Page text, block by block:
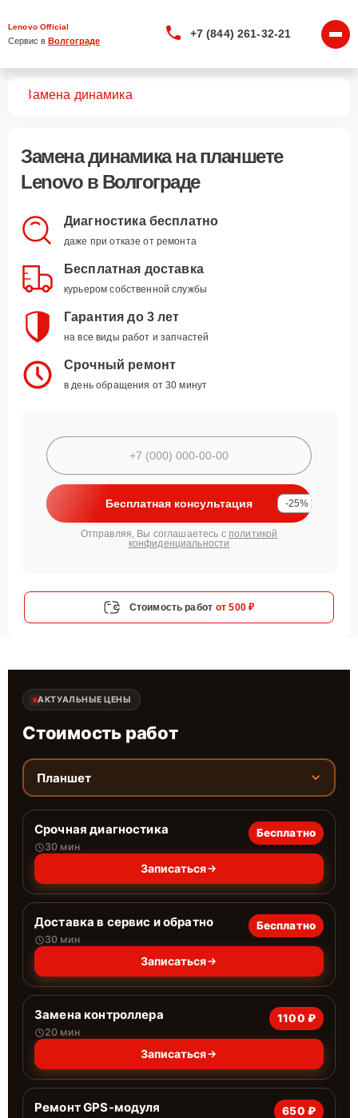
Lenovo Official
Сервис в Волгограде
+7 (844) 261-32-21
Замена динамика
Замена динамикана планшете
Lenovo в Волгограде
Диагностика бесплатно
даже при отказе от ремонта
Бесплатная доставка
курьером собственной службы
Гарантия до 3 лет
на все виды работ и запчастей
Срочный ремонт
в день обращения от 30 минут
Бесплатная консультация -25%
Отправляя, Вы соглашаетесь с политикой
конфиденциальности
Стоимость работ от 500 ₽
АКТУАЛЬНЫЕ ЦЕНЫ
Стоимость работ
Планшет
Срочная диагностика
30 мин
Бесплатно
Записаться
Доставка в сервис и обратно
30 мин
Бесплатно
Записаться
Замена контроллера
20 мин
1100 ₽
Записаться
Ремонт GPS-модуля 650 ₽